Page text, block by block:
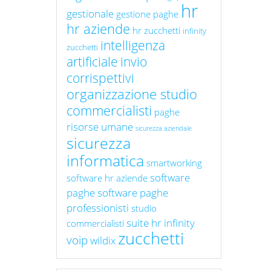
gestionale gestione paghe hr
hr aziende hr zucchetti infinity
zucchetti intelligenza
artificiale invio
corrispettivi
organizzazione studio
commercialisti paghe
risorse umane sicurezza aziendale
sicurezza
informatica smartworking
software hr aziende software
paghesoftware paghe
professionisti studio
commercialisti suite hr infinity
voipwildix zucchetti